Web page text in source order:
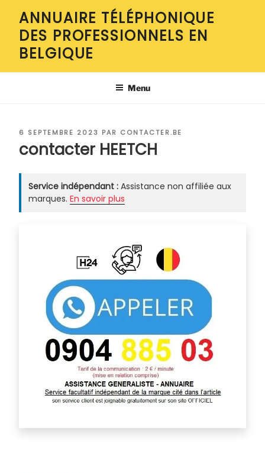
contenu
principal
ANNUAIRE TÉLÉPHONIQUE
DES PROFESSIONNELS EN
BELGIQUE
Menu
PUBLIÉ
6 SEPTEMBRE 2023 PAR CONTACTER.BE
contacter HEETCH
Service indépendant : Assistance non affiliée aux
marques. En savoir plus